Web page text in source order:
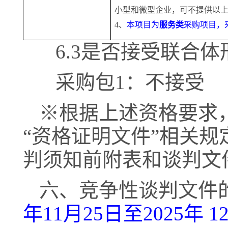
小型和微型企业，可不提供以
4、本项目为服务类采购项目，
6.3是否接受联合
采购包1：不接受
※根据上述资格要求
“资格证明文件”相关
判须知前附表和谈判文
六、 竞争性谈判 文件
年11月 25 日至2025年